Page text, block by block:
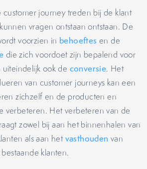
customer journey treden bij de klant
vragen ontstaan ontstaan. De
voorzien in behoeftes en de
die zich voordoet zijn bepalend voor
ook de conversie. Het
van customer journeys kan een
zichzelf en de producten en
verbeteren. Het verbeteren van de
zowel bij aan het binnenhalen van
als aan hetvasthouden van
bestaande klanten.